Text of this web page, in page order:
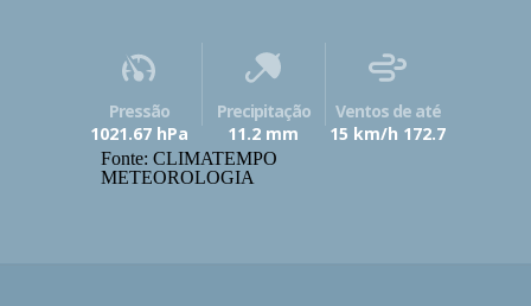
Pressão
1021.67 hPa
Precipitação
11.2 mm
Ventos de até
15 km/h 172.7
Fonte: CLIMATEMPO
METEOROLOGIA